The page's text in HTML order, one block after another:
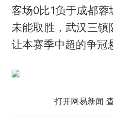
客场0比1负于成都
未能取胜，武汉三镇
让本赛季中超的争冠
打开网易新闻